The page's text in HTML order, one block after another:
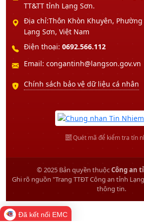
TT&TT tỉnh Lạng Sơn.
Địa chỉ:Thôn Khòn Khuyên,
Lạng Sơn, Việt Nam
Điện thoại: 0692.566.112
Email: congantinh@langson.gov.vn
Chính sách bảo vệ dữ liệu cá nhân
Quét mã để kiểm tra tín
© 2025 Bản quyền thuộcCông an
Ghi rõ nguồn "Trang TTĐT Công an tỉnh
thông tin.
Đã kết nối EMC